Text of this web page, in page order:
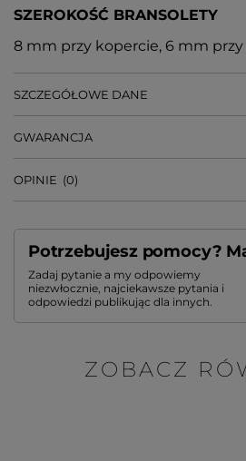
SZEROKOŚĆ BRANSOLETY
8 mm przy kopercie, 6 mm przy
SZCZEGÓŁOWE DANE
GWARANCJA
OPINIE (0)
Potrzebujesz pomocy?
Zadaj pytanie a my odpowiemy
niezwłocznie, najciekawsze pytania i
odpowiedzi publikując dla innych.
ZOBACZ